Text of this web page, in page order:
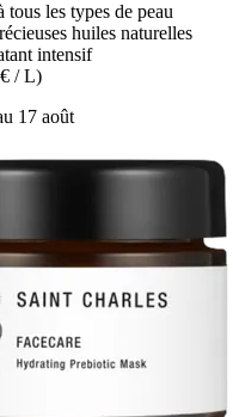
tous les types de peau
huiles naturelles
intensif
/ L)
17 août